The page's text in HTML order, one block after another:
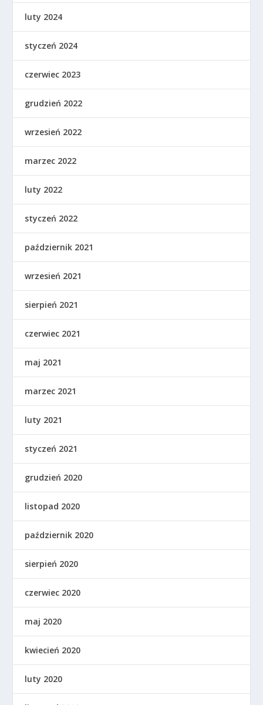
luty 2024
styczeń 2024
czerwiec 2023
grudzień 2022
wrzesień 2022
marzec 2022
luty 2022
styczeń 2022
październik 2021
wrzesień 2021
sierpień 2021
czerwiec 2021
maj 2021
marzec 2021
luty 2021
styczeń 2021
grudzień 2020
listopad 2020
październik 2020
sierpień 2020
czerwiec 2020
maj 2020
kwiecień 2020
luty 2020